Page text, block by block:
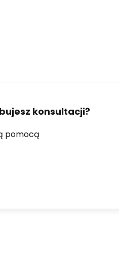
konsultacji?
pomocą